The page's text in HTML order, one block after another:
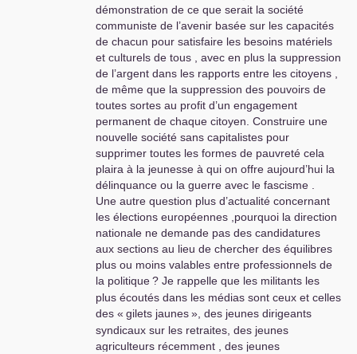
démonstration de ce que serait la société
communiste de l’avenir basée sur les capacités
de chacun pour satisfaire les besoins matériels
et culturels de tous , avec en plus la suppression
de l’argent dans les rapports entre les citoyens ,
de même que la suppression des pouvoirs de
toutes sortes au profit d’un engagement
permanent de chaque citoyen. Construire une
nouvelle société sans capitalistes pour
supprimer toutes les formes de pauvreté cela
plaira à la jeunesse à qui on offre aujourd’hui la
délinquance ou la guerre avec le fascisme .
Une autre question plus d’actualité concernant
les élections européennes ,pourquoi la direction
nationale ne demande pas des candidatures
aux sections au lieu de chercher des équilibres
plus ou moins valables entre professionnels de
la politique? Je rappelle que les militants les
plus écoutés dans les médias sont ceux et celles
des « gilets jaunes», des jeunes dirigeants
syndicaux sur les retraites, des jeunes
agriculteurs récemment , des jeunes